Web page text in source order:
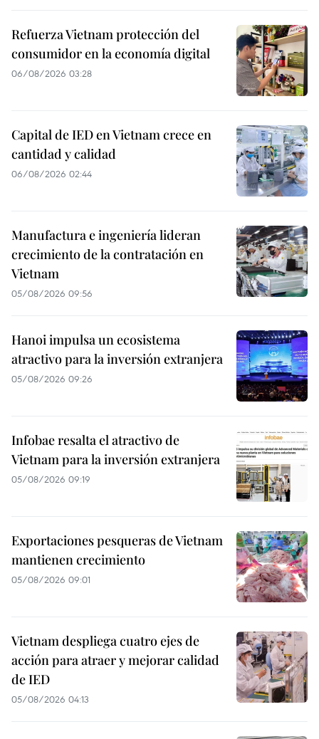
Refuerza Vietnam protección del
consumidor en la economía digital
06/08/2026 03:28
Capital de IED en Vietnam crece en
cantidad y calidad
06/08/2026 02:44
Manufactura e ingeniería lideran
crecimiento de la contratación en
Vietnam
05/08/2026 09:56
Hanoi impulsa un ecosistema
atractivo para la inversión extranjera
05/08/2026 09:26
Infobae resalta el atractivo de
Vietnam para la inversión extranjera
05/08/2026 09:19
Exportaciones pesqueras de Vietnam
mantienen crecimiento
05/08/2026 09:01
Vietnam despliega cuatro ejes de
acción para atraer y mejorar calidad
de IED
05/08/2026 04:13